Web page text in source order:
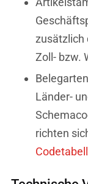
zusätzlich
Zoll- bzw.
Länder-
richten